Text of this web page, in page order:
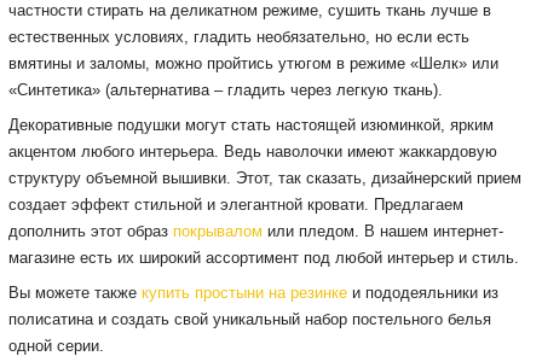
частности стирать на деликатном режиме, сушить ткань лучше в
естественных условиях, гладить необязательно, но если есть
вмятины и заломы, можно пройтись утюгом в режиме «Шелк» или
«Синтетика» (альтернатива – гладить через легкую ткань).
Декоративные подушки могут стать настоящей изюминкой, ярким
акцентом любого интерьера. Ведь наволочки имеют жаккардовую
структуру объемной вышивки. Этот, так сказать, дизайнерский прием
создает эффект стильной и элегантной кровати. Предлагаем
дополнить этот образ покрывалом или пледом. В нашем интернет-
магазине есть их широкий ассортимент под любой интерьер и стиль.
Вы можете также купить простыни на резинкеи пододеяльники из
полисатина и создать свой уникальный набор постельного белья
одной серии.